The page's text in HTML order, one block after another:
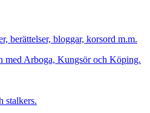
berättelser, bloggar, korsord m.m.
med Arboga, Kungsör och Köping.
stalkers.